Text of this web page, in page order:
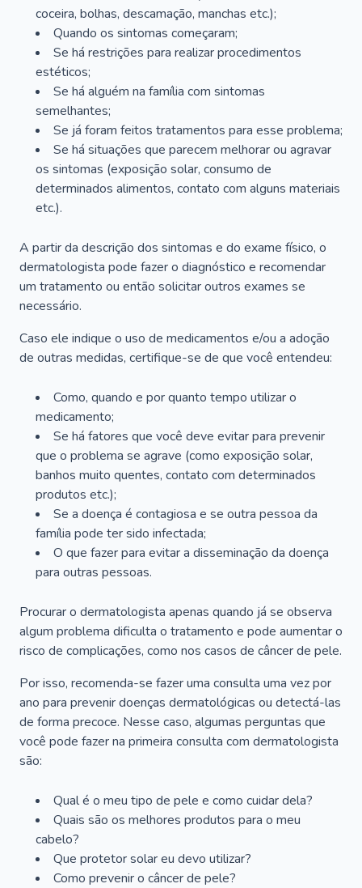
coceira, bolhas, descamação, manchas etc.);
Quando os sintomas começaram;
Se há restrições para realizar procedimentos
estéticos;
Se há alguém na família com sintomas
semelhantes;
Se já foram feitos tratamentos para esse problema;
Se há situações que parecem melhorar ou agravar
os sintomas (exposição solar, consumo de
determinados alimentos, contato com alguns materiais
etc.).
A partir da descrição dos sintomas e do exame físico, o
dermatologista pode fazer o diagnóstico e recomendar
um tratamento ou então solicitar outros exames se
necessário.
Caso ele indique o uso de medicamentos e/ou a adoção
de outras medidas, certifique-se de que você entendeu:
Como, quando e por quanto tempo utilizar o
medicamento;
Se há fatores que você deve evitar para prevenir
que o problema se agrave (como exposição solar,
banhos muito quentes, contato com determinados
produtos etc.);
Se a doença é contagiosa e se outra pessoa da
família pode ter sido infectada;
O que fazer para evitar a disseminação da doença
para outras pessoas.
Procurar o dermatologista apenas quando já se observa
algum problema dificulta o tratamento e pode aumentar o
risco de complicações, como nos casos de câncer de pele.
Por isso, recomenda-se fazer uma consulta uma vez por
ano para prevenir doenças dermatológicas ou detectá-las
de forma precoce. Nesse caso, algumas perguntas que
você pode fazer na primeira consulta com dermatologista
são:
Qual é o meu tipo de pele e como cuidar dela?
Quais são os melhores produtos para o meu
cabelo?
Que protetor solar eu devo utilizar?
Como prevenir o câncer de pele?